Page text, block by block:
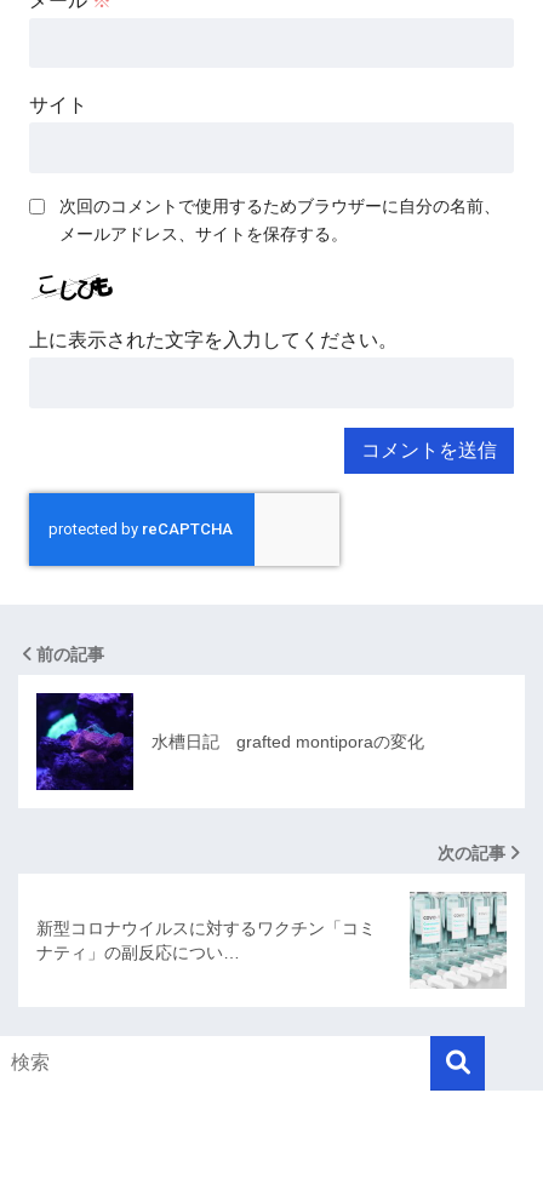
サイト
次回のコメントで使用するためブラウザーに自分の名前、
メールアドレス、サイトを保存する。
上に表示された文字を入力してください。
前の記事
水槽日記 grafted montiporaの変化
次の記事
新型コロナウイルスに対するワクチン「コミ
ナティ」の副反応につい…